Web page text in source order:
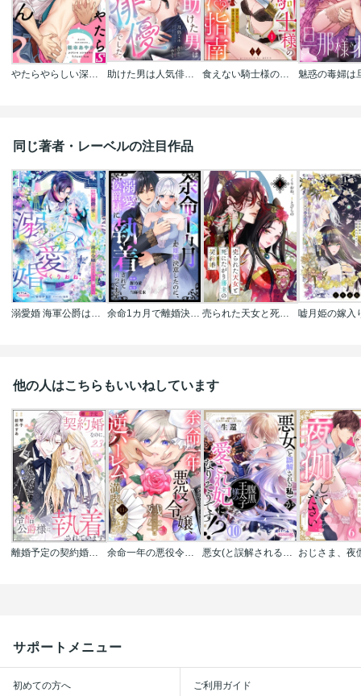
助けた男は人気俳優でした 年下彼氏の執愛包囲にご注意【単話】
同じ著者・レーベルの注目作品
溺愛婚 海軍公爵は愛しの薄幸令嬢をなんとしても妻にしたい 余命1カ月で離婚決意したのに、溺愛侯爵様に執着されて困ってます（単話版） 売られた天女と死にたがり藩主の契約婚【単話】
他の人はこちらもいいねしています
離婚予定の契約婚なのに､冷酷公爵様に執着されています(分冊版) 余命一年の悪役令嬢､残生は逆ハーレムを満喫しますわ!【単話】 悪女(と誤解される私)が腹黒王太子様の愛され妃になりそうです!?
サポートメニュー
初めての方へ ご利用ガイド